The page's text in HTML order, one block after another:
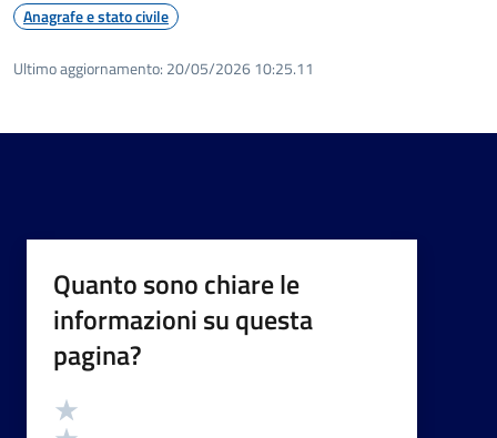
Anagrafe e stato civile
Ultimo aggiornamento: 20/05/2026 10:25.11
Quanto sono chiare le
informazioni su questa
pagina?
Valutazione